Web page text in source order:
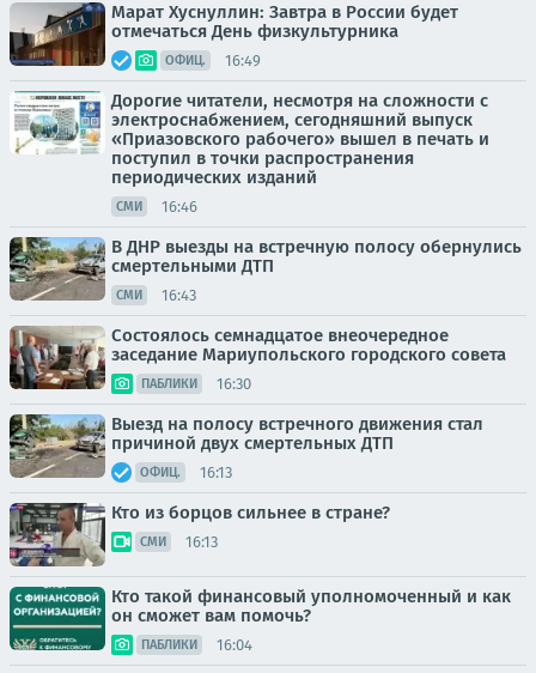
Марат Хуснуллин: Завтра в России будет
отмечаться День физкультурника
ОФИЦ. 16:49
Дорогие читатели, несмотря на сложности с
электроснабжением, сегодняшний выпуск
«Приазовского рабочего» вышел в печать и
поступил в точки распространения
периодических изданий
СМИ 16:46
В ДНР выезды на встречную полосу обернулись
смертельными ДТП
СМИ 16:43
Состоялось семнадцатое внеочередное
заседание Мариупольского городского совета
ПАБЛИКИ 16:30
Выезд на полосу встречного движения стал
причиной двух смертельных ДТП
ОФИЦ. 16:13
Кто из борцов сильнее в стране?
СМИ 16:13
Кто такой финансовый уполномоченный и как
он сможет вам помочь?
ПАБЛИКИ 16:04